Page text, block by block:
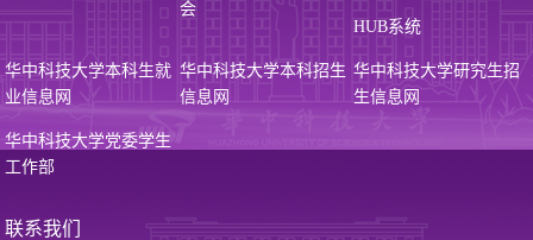
会
HUB系统
华中科技大学本科生就
业信息网
华中科技大学本科招生
信息网
华中科技大学研究生招
生信息网
华中科技大学党委学生
工作部
联系我们